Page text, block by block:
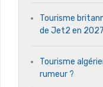
Tourisme
de Jet2 en 2027
Tourisme
rumeur ?